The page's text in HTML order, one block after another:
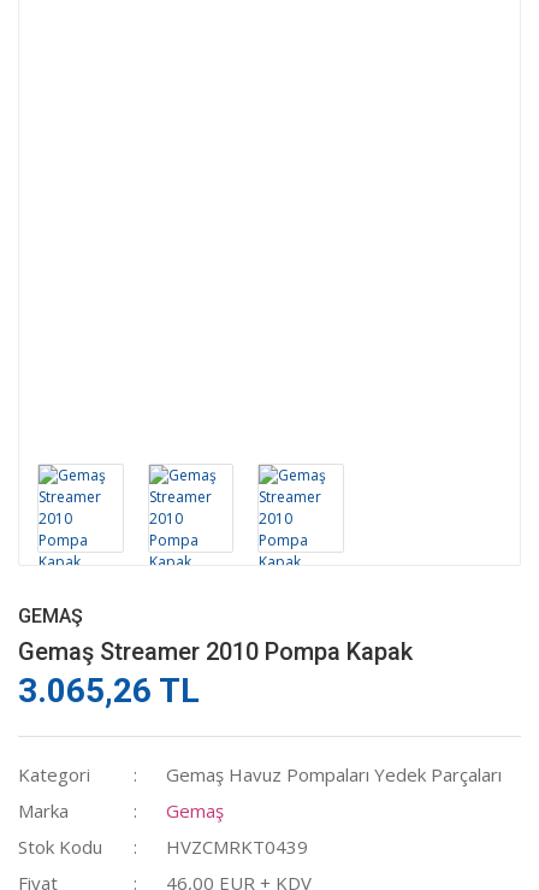
GEMAŞ
Gemaş Streamer 2010 Pompa Kapak
3.065,26 TL
Kategori
Gemaş Havuz Pompaları Yedek Parçaları
Marka
Gemaş
Stok Kodu
HVZCMRKT0439
Fiyat
46,00 EUR + KDV